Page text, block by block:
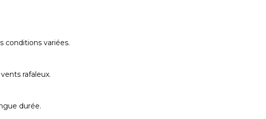
conditions variées.
rafaleux.
durée.